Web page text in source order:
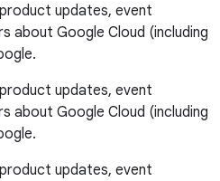
updates, event
about Google Cloud (including
updates, event
about Google Cloud (including
updates, event